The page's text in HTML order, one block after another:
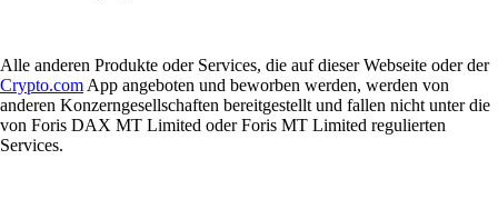
Alle anderen Produkte oder Services, die auf dieser Webseite oder der
Crypto.com App angeboten und beworben werden, werden von
anderen Konzerngesellschaften bereitgestellt und fallen nicht unter die
von Foris DAX MT Limited oder Foris MT Limited regulierten
Services.